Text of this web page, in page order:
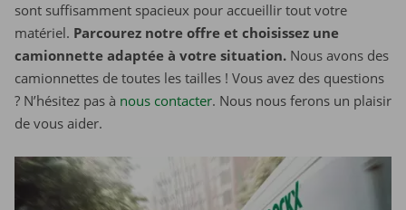
sont suffisamment spacieux pour accueillir tout votre
matériel. Parcourez notre offre et choisissez une
camionnette adaptée à votre situation. Nous avons des
camionnettes de toutes les tailles ! Vous avez des questions
? N’hésitez pas à nous contacter. Nous nous ferons un plaisir
de vous aider.